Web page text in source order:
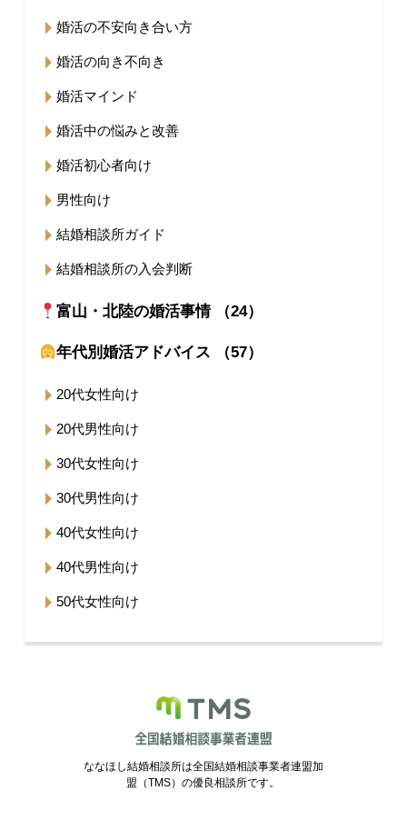
婚活の不安向き合い方
婚活の向き不向き
婚活マインド
婚活中の悩みと改善
婚活初心者向け
男性向け
結婚相談所ガイド
結婚相談所の入会判断
富山・北陸の婚活事情 （24）
年代別婚活アドバイス （57）
20代女性向け
20代男性向け
30代女性向け
30代男性向け
40代女性向け
40代男性向け
50代女性向け
ななほし結婚相談所は全国結婚相談事業者連盟加
盟（TMS）の優良相談所です。